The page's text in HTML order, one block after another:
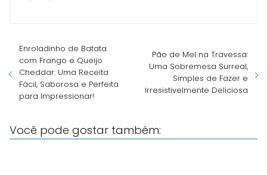
Enroladinho de Batata
com Frango e Queijo
Cheddar: Uma Receita
Fácil, Saborosa e Perfeita
para Impressionar!
Pão de Mel na Travessa:
Uma Sobremesa Surreal,
Simples de Fazer e
Irresistivelmente Deliciosa
Você pode gostar também: